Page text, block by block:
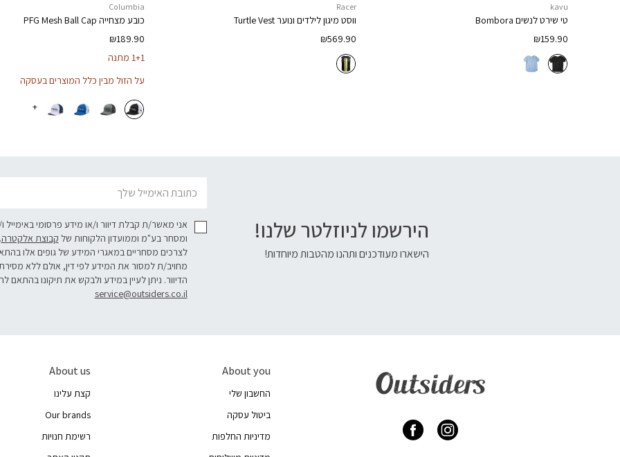
kavu
טי שירט לנשים Bombora
₪159.90
Racer
ווסט מיגון לילדים ונוערTurtle Vest
₪569.90
Columbia
כובע מצחייה PFG Mesh Ball Cap
₪189.90
1+1 מתנה
על הזול מבין כלל המוצרים בעסקה
+
הירשמו לניוזלטר שלנו!
הישארו מעודכנים ותהנו מהטבות מיוחדות!
אני מאשר/ת קבלת דיוור ו/או מידע פרסומי
ומסחר בע"מ וממועדון הלקוחות של קבוצת אלקטרה
לצרכים מסחריים במאגרי המידע של גופים אלו
מחויב/ת למסור את המידע לפי דין, אולם ללא
הדיוור. ניתן לעיין במידע ולבקש את תיקונו בהתאם
service@outsiders.co.il
About you
החשבון שלי
ביטול עסקה
מדיניות החלפות
About us
קצת עלינו
Our brands
רשימת חנויות